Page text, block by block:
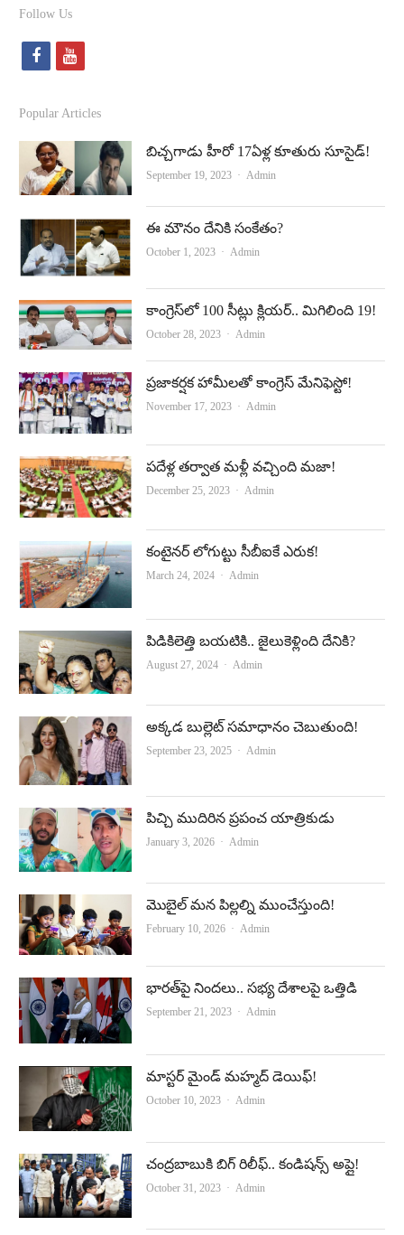
Follow Us
f
c
e
b
o
o
k
y
u
t
u
b
e
Popular Articles
బిచ్చగాడు హీరో 17ఏళ్ల కూతురు సూసైడ్‌!
September 19, 2023 Author
Admin
ఈ మౌనం దేనికి సంకేతం?
October 1, 2023 Author
Admin
కాంగ్రెస్‌లో 100 సీట్లు క్లియర్‌.. మిగిలింది 19!
October 28, 2023 Author
Admin
ప్రజాకర్షక హామీలతో కాంగ్రెస్‌ మేనిఫెస్టో!
November 17, 2023 Author
Admin
ప‌దేళ్ల త‌ర్వాత మ‌ళ్లీ వ‌చ్చింది మ‌జా!
December 25, 2023 Author
Admin
కంటైనర్‌ లోగుట్టు సీబీఐకే ఎరుక!
March 24, 2024 Author
Admin
పిడికిలెత్తి బయటికి.. జైలుకెళ్లింది దేనికి?
August 27, 2024 Author
Admin
అక్కడ బుల్లెట్‌ సమాధానం చెబుతుంది!
September 23, 2025 Author
Admin
పిచ్చి ముదిరిన ప్రపంచ యాత్రికుడు
January 3, 2026 Author
Admin
మొబైల్‌ మన పిల్లల్ని ముంచేస్తుంది!
February 10, 2026 Author
Admin
భారత్‌పై నిందలు.. సభ్య దేశాలపై ఒత్తిడి
September 21, 2023 Author
Admin
మాస్టర్‌ మైండ్‌ మహ్మద్‌ డెయిఫ్‌!
October 10, 2023 Author
Admin
చంద్రబాబుకి బిగ్‌ రిలీఫ్‌.. కండిషన్స్‌ అప్లై!
October 31, 2023 Author
Admin